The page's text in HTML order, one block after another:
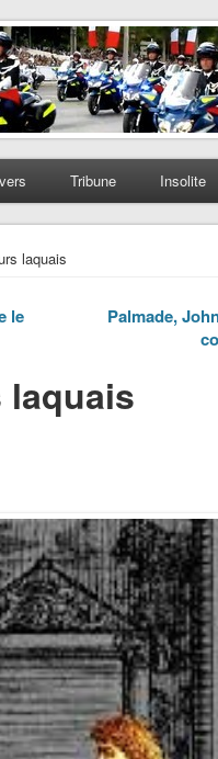
Tribune Insolite
laquais
le
Palmade,
laquais